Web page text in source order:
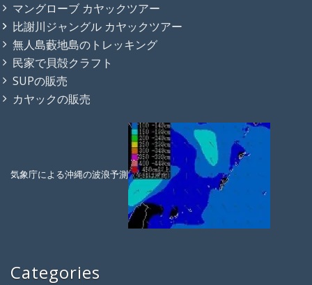
マングローブ カヤックツアー
比謝川ジャングル カヤックツアー
無人島藪地島のトレッキング
民家で貝殻クラフト
SUPの販売
カヤックの販売
気象庁による沖縄の波浪予測
Categories